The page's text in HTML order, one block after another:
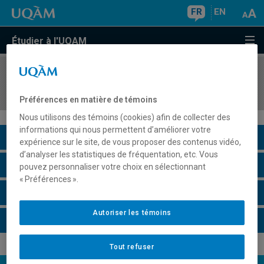
FR EN
Étudier à l'UQAM
COURS//
Description du cours
Horaire - Été 2026
Préférences en matière de témoins
Nous utilisons des témoins (cookies) afin de collecter des
informations qui nous permettent d’améliorer votre
expérience sur le site, de vous proposer des contenus vidéo,
d’analyser les statistiques de fréquentation, etc. Vous
pouvez personnaliser votre choix en sélectionnant
« Préférences ».
Tout refuser
Autoriser les témoins